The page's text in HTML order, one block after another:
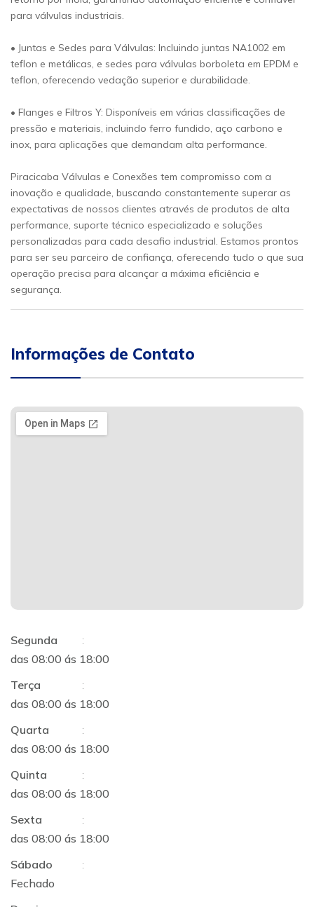
para válvulas industriais.
• Juntas e Sedes para Válvulas: Incluindo juntas NA1002 em
teflon e metálicas, e sedes para válvulas borboleta em EPDM e
teflon, oferecendo vedação superior e durabilidade.
• Flanges e Filtros Y: Disponíveis em várias classificações de
pressão e materiais, incluindo ferro fundido, aço carbono e
inox, para aplicações que demandam alta performance.
Piracicaba Válvulas e Conexões tem compromisso com a
inovação e qualidade, buscando constantemente superar as
expectativas de nossos clientes através de produtos de alta
performance, suporte técnico especializado e soluções
personalizadas para cada desafio industrial. Estamos prontos
para ser seu parceiro de confiança, oferecendo tudo o que sua
operação precisa para alcançar a máxima eficiência e
segurança.
Informações de Contato
Segunda
:
das 08:00 ás 18:00
Terça
:
das 08:00 ás 18:00
Quarta
:
das 08:00 ás 18:00
Quinta
:
das 08:00 ás 18:00
Sexta
:
das 08:00 ás 18:00
Sábado
:
Fechado